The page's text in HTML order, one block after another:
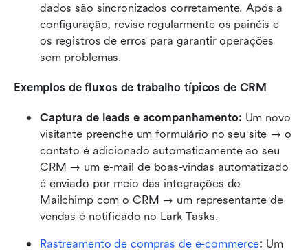
dados são sincronizados corretamente. Após a
configuração, revise regularmente os painéis e
os registros de erros para garantir operações
sem problemas.
Exemplos de fluxos de trabalho típicos de CRM
Captura de leads e acompanhamento: Um novo
visitante preenche um formulário no seu site → o
contato é adicionado automaticamente ao seu
CRM → um e-mail de boas-vindas automatizado
é enviado por meio das integrações do
Mailchimp com o CRM → um representante de
vendas é notificado no Lark Tasks.
Rastreamento de compras de e-commerce: Um